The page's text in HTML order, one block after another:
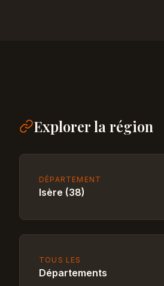
Explorer la région
DÉPARTEMENT
Isère (38)
TOUS LES
Départements